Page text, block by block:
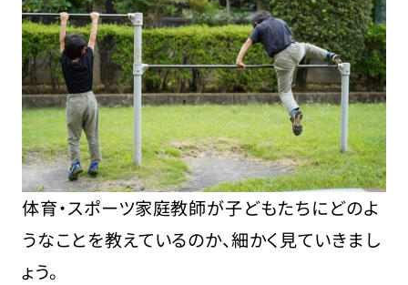
体育・スポーツ家庭教師が子どもたちにどのよ
うなことを教えているのか、細かく見ていきまし
ょう。